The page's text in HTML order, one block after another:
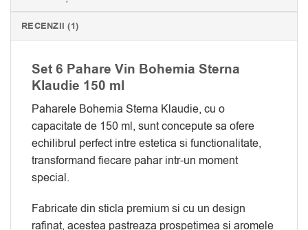
RECENZII (1)
Set 6 Pahare Vin Bohemia Sterna
Klaudie 150 ml
Paharele Bohemia Sterna Klaudie, cu o
capacitate de 150 ml, sunt concepute sa ofere
echilibrul perfect intre estetica si functionalitate,
transformand fiecare pahar intr-un moment
special.
Fabricate din sticla premium si cu un design
rafinat, acestea pastreaza prospetimea si aromele